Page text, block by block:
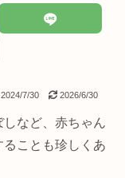
2024/7/30 2026/6/30
しなど、赤ちゃん
ことも珍しくあ